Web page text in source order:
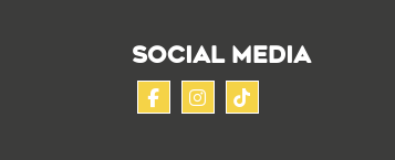
SOCIAL MEDIA